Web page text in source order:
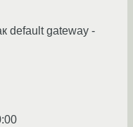
default gateway -